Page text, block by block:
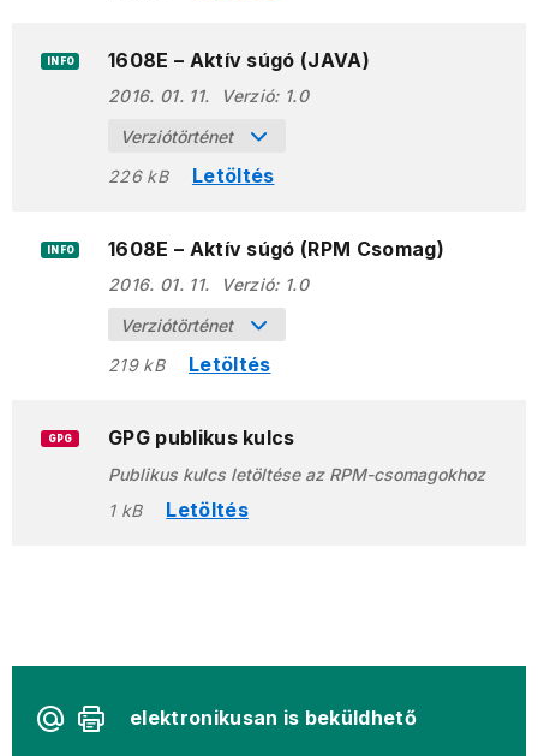
INFO 1608E – Aktív súgó (JAVA)
2016. 01. 11. Verzió: 1.0
Verziótörténet
226 kB
Letöltés
INFO 1608E – Aktív súgó (RPM Csomag)
2016. 01. 11. Verzió: 1.0
Verziótörténet
219 kB
Letöltés
GPG GPG publikus kulcs
Publikus kulcs letöltése az RPM-csomagokhoz
1 kB
Letöltés
elektronikusan is beküldhető